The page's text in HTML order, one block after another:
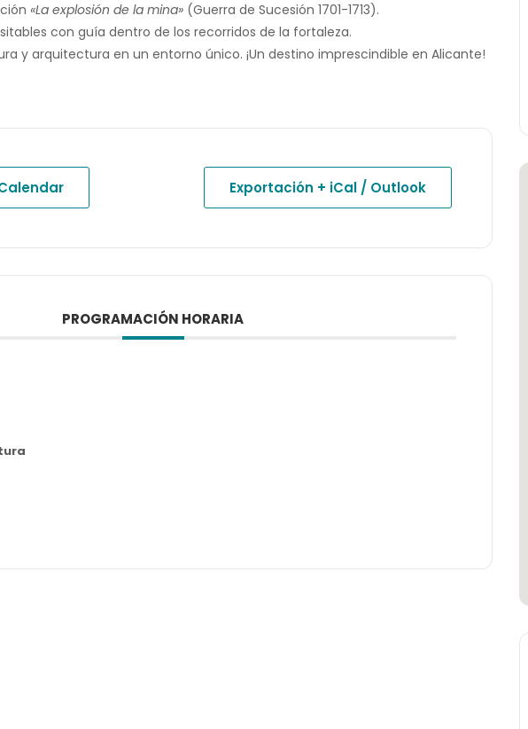
«La explosión de la mina» (Guerra de Sucesión 1701-1713).
con guía dentro de los recorridos de la fortaleza.
y arquitectura en un entorno único. ¡Un destino imprescindible en Alicante!
Exportación + iCal / Outlook
PROGRAMACIÓN HORARIA